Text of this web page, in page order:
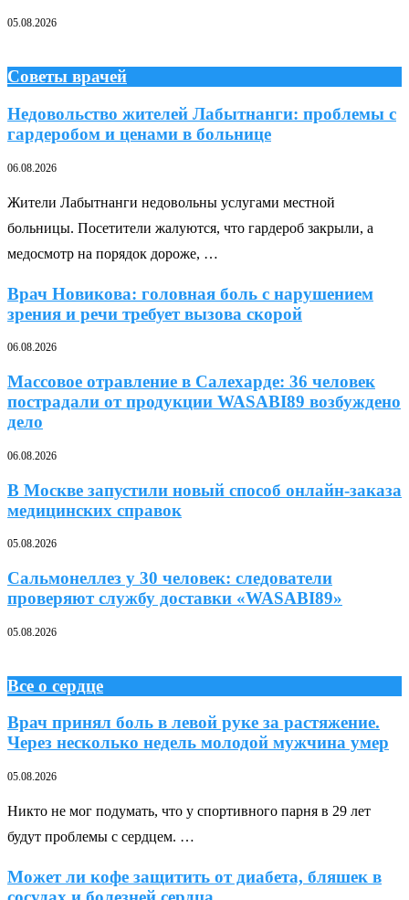
05.08.2026
Советы врачей
Недовольство жителей Лабытнанги: проблемы с
гардеробом и ценами в больнице
06.08.2026
Жители Лабытнанги недовольны услугами местной
больницы. Посетители жалуются, что гардероб закрыли, а
медосмотр на порядок дороже, …
Врач Новикова: головная боль с нарушением
зрения и речи требует вызова скорой
06.08.2026
Массовое отравление в Салехарде: 36 человек
пострадали от продукции WASABI89 возбуждено
дело
06.08.2026
В Москве запустили новый способ онлайн-заказа
медицинских справок
05.08.2026
Сальмонеллез у 30 человек: следователи
проверяют службу доставки «WASABI89»
05.08.2026
Все о сердце
Врач принял боль в левой руке за растяжение.
Через несколько недель молодой мужчина умер
05.08.2026
Никто не мог подумать, что у спортивного парня в 29 лет
будут проблемы с сердцем. …
Может ли кофе защитить от диабета, бляшек в